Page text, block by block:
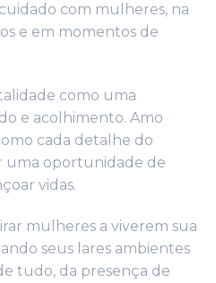
com mulheres, na
e em momentos de
como uma
e acolhimento. Amo
cada detalhe do
uma oportunidade de
vidas.
mulheres a viverem sua
seus lares ambientes
tudo, da presença de